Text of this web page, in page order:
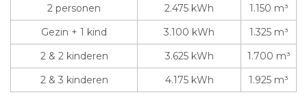
2 personen
2.475 kWh
1.150 m³
Gezin + 1 kind
3.100 kWh
1.325 m³
2 & 2 kinderen
3.625 kWh
1.700 m³
2 & 3 kinderen
4.175 kWh 1.925 m³